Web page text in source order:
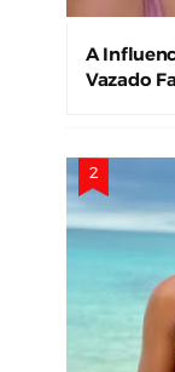
A
Vazado